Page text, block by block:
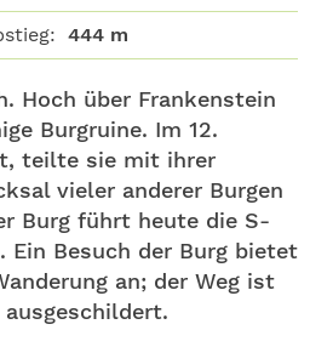
444 m
Hoch über Frankenstein
Burgruine. Im 12.
teilte sie mit ihrer
vieler anderer Burgen
Burg führt heute die S-
Ein Besuch der Burg bietet
an; der Weg ist